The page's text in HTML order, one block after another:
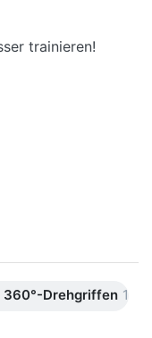
trainieren!
360°-Drehgriffen 1